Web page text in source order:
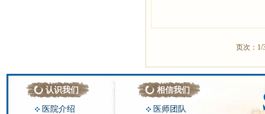
页次：
认识我们
医院介绍
相信我们
医师团队